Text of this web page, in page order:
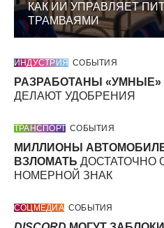
КАК ИИ УПРАВЛЯЕТ
ТРАМВАЯМИ
ИНДУСТРИЯ СОБЫТИЯ
РАЗРАБОТАНЫ «УМНЫЕ»
ДЕЛАЮТ УДОБРЕНИЯ
ТРАНСПОРТ СОБЫТИЯ
МИЛЛИОНЫ
ВЗЛОМАТЬ ДОСТАТОЧНО
НОМЕРНОЙ ЗНАК
СОЦМЕДИА СОБЫТИЯ